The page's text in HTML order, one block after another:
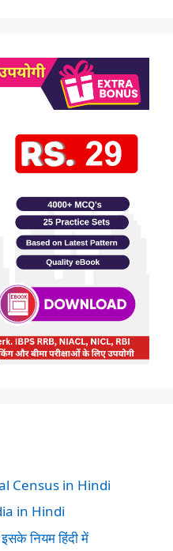
Census in Hindi
in Hindi
नियम हिंदी में